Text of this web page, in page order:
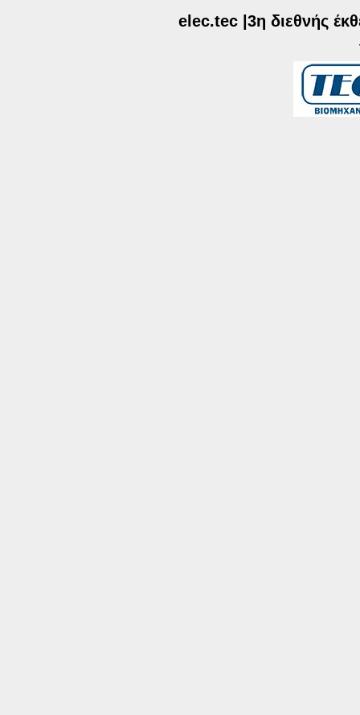
elec.tec |3η διεθνής